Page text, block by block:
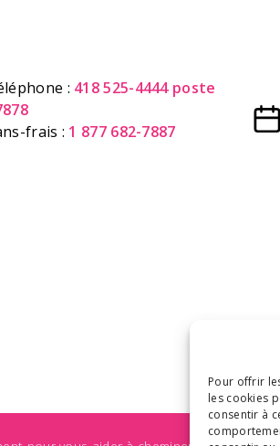
Pour offrir
les cookies
consentir à
: 418 525-4444 poste
frais : 1 877 682-7887